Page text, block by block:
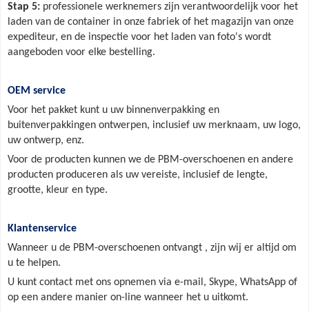
Stap 5: professionele werknemers zijn verantwoordelijk voor het
laden van de container in onze fabriek of het magazijn van onze
expediteur, en de inspectie voor het laden van foto's wordt
aangeboden voor elke bestelling.
OEM service
Voor het pakket kunt u uw binnenverpakking en
buitenverpakkingen ontwerpen, inclusief uw merknaam, uw logo,
uw ontwerp, enz.
Voor de producten kunnen we de PBM-overschoenen en andere
producten produceren als uw vereiste, inclusief de lengte,
grootte, kleur en type.
Klantenservice
Wanneer u de PBM-overschoenen ontvangt , zijn wij er altijd om
u te helpen.
U kunt contact met ons opnemen via e-mail, Skype, WhatsApp of
op een andere manier on-line wanneer het u uitkomt.